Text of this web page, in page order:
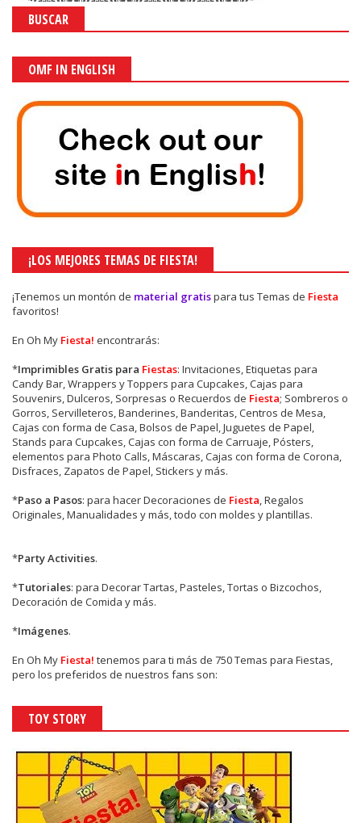
BUSCAR
OMF IN ENGLISH
¡LOS MEJORES TEMAS DE FIESTA!
¡Tenemos un montón de material gratispara tus Temas de Fiesta
favoritos!
En Oh My Fiesta! encontrarás:
*Imprimibles Gratis para Fiestas: Invitaciones, Etiquetas para
Candy Bar, Wrappers y Toppers para Cupcakes, Cajas para
Souvenirs, Dulceros, Sorpresas o Recuerdos de Fiesta; Sombreros o
Gorros, Servilleteros, Banderines, Banderitas, Centros de Mesa,
Cajas con forma de Casa, Bolsos de Papel, Juguetes de Papel,
Stands para Cupcakes, Cajas con forma de Carruaje, Pósters,
elementos para Photo Calls, Máscaras, Cajas con forma de Corona,
Disfraces, Zapatos de Papel, Stickers y más.
*Paso a Pasos: para hacer Decoraciones de Fiesta, Regalos
Originales, Manualidades y más, todo con moldes y plantillas.
*Party Activities.
*Tutoriales: para Decorar Tartas, Pasteles, Tortas o Bizcochos,
Decoración de Comida y más.
*Imágenes.
En Oh My Fiesta! tenemos para ti más de 750 Temas para Fiestas,
pero los preferidos de nuestros fans son:
TOY STORY